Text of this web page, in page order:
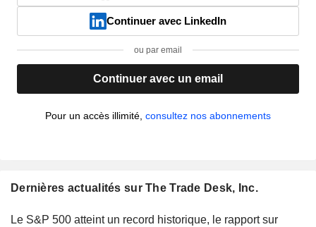
Continuer avec LinkedIn
ou par email
Continuer avec un email
Pour un accès illimité, consultez nos abonnements
Dernières actualités sur The Trade Desk, Inc.
Le S&P 500 atteint un record historique, le rapport sur